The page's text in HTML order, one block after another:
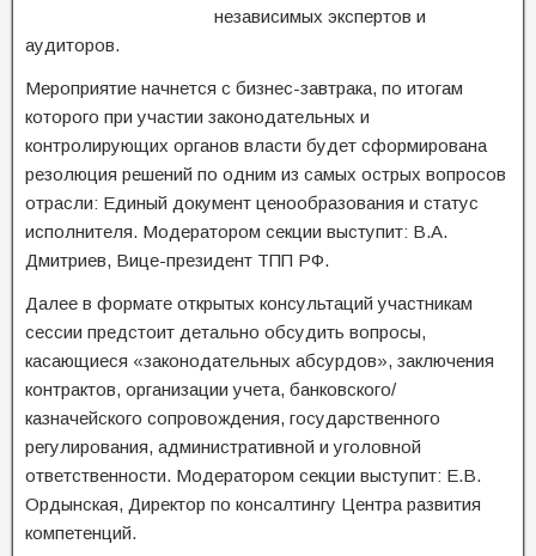
независимых экспертов и
аудиторов.
Мероприятие начнется с бизнес-завтрака, по итогам
которого при участии законодательных и
контролирующих органов власти будет сформирована
резолюция решений по одним из самых острых вопросов
отрасли: Единый документ ценообразования и статус
исполнителя. Модератором секции выступит: В.А.
Дмитриев, Вице-президент ТПП РФ.
Далее в формате открытых консультаций участникам
сессии предстоит детально обсудить вопросы,
касающиеся «законодательных абсурдов», заключения
контрактов, организации учета, банковского/
казначейского сопровождения, государственного
регулирования, административной и уголовной
ответственности. Модератором секции выступит: Е.В.
Ордынская, Директор по консалтингу Центра развития
компетенций.